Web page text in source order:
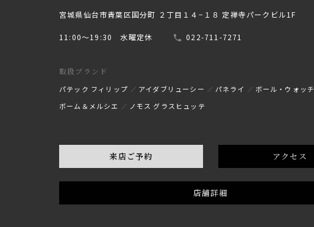
宮城県仙台市青葉区国分町 ２丁目１４−１８ 定禅寺パークビル1F
11:00〜19:30 水曜定休 022-711-7271
取扱ブランド
パテック フィリップ アイダブリューシー パネライ
ボール・ウォッチ
ボーム＆メルシエ
ノモス グラスヒュッテ
来店ご予約 アクセス
店舗詳細